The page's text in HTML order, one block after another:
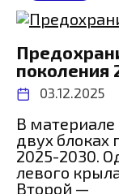
поколения
03.12.2025
В
двух блоках
2025-2030.
левого
Второй —